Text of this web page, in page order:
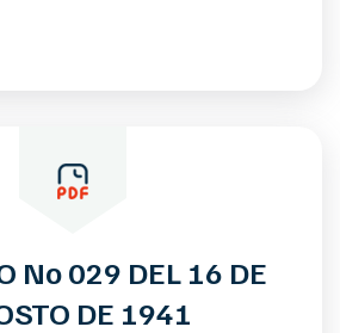
No 029 DEL 16 DE
DE 1941